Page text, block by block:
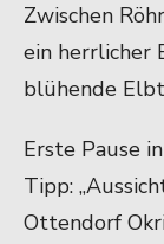
Zwischen
ein herrlicher
blühende
Erste Pause
Tipp:
Ottendorf